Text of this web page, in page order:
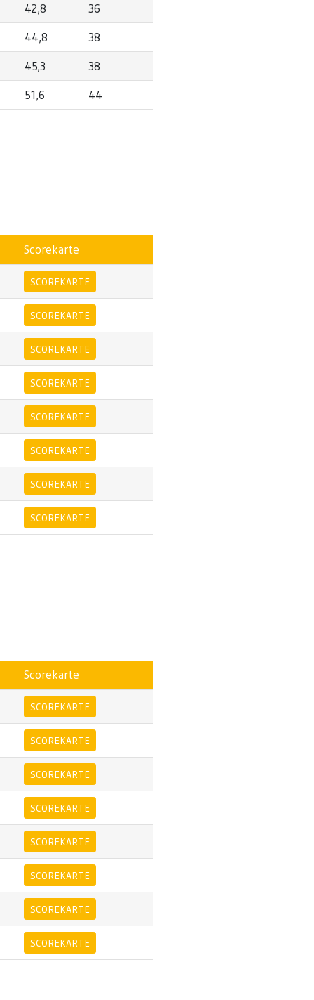
42,8
36
44,8
38
45,3
38
51,6
44
Scorekarte
SCOREKARTE
SCOREKARTE
SCOREKARTE
SCOREKARTE
SCOREKARTE
SCOREKARTE
SCOREKARTE
SCOREKARTE
Scorekarte
SCOREKARTE
SCOREKARTE
SCOREKARTE
SCOREKARTE
SCOREKARTE
SCOREKARTE
SCOREKARTE
SCOREKARTE